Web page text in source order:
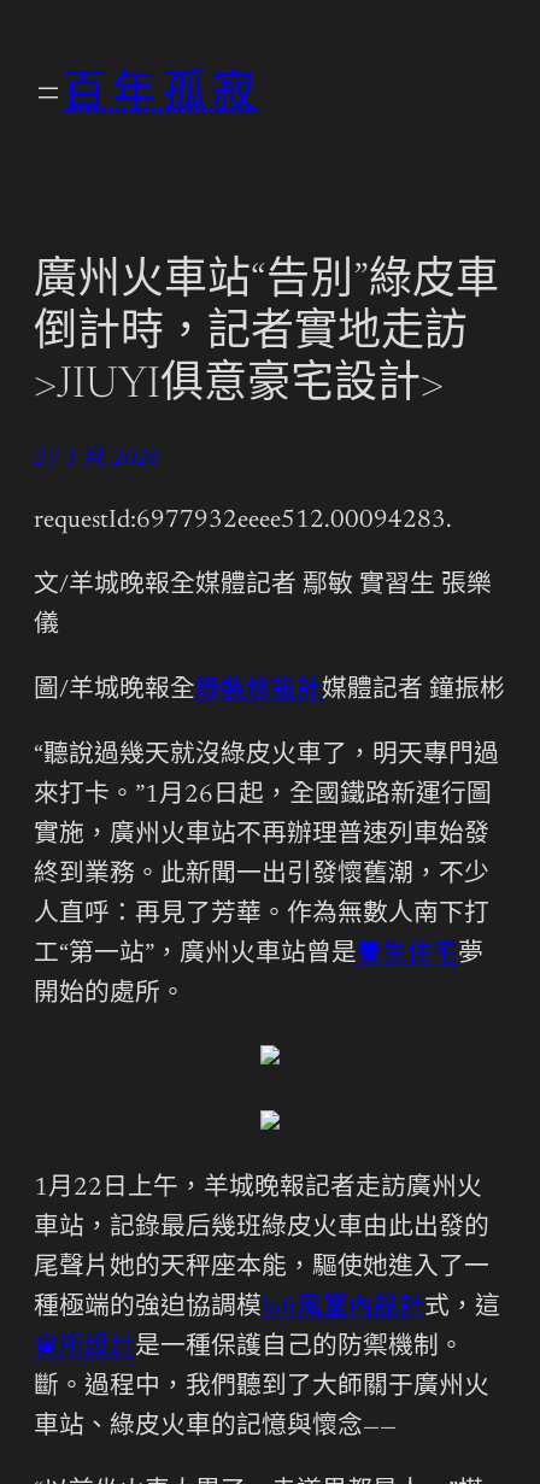
百年孤寂
廣州火車站“告別”綠皮車
倒計時，記者實地走訪
>JIUYI俱意豪宅設計>
27 1 月, 2026
requestId:6977932eeee512.00094283.
文/羊城晚報全媒體記者 鄢敏 實習生 張樂
儀
圖/羊城晚報全綠裝修設計媒體記者 鐘振彬
“聽說過幾天就沒綠皮火車了，明天專門過
來打卡。”1月26日起，全國鐵路新運行圖
實施，廣州火車站不再辦理普速列車始發
終到業務。此新聞一出引發懷舊潮，不少
人直呼：再見了芳華。作為無數人南下打
工“第一站”，廣州火車站曾是養生住宅夢
開始的處所。
1月22日上午，羊城晚報記者走訪廣州火
車站，記錄最后幾班綠皮火車由此出發的
尾聲片她的天秤座本能，驅使她進入了一
種極端的強迫協調模loft風室內設計式，這
會所設計是一種保護自己的防禦機制。
斷。過程中，我們聽到了大師關于廣州火
車站、綠皮火車的記憶與懷念——